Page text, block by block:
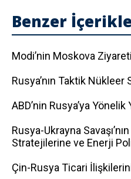
Benzer
Modi’nin Moskova
Rusya’nın Taktik Nükleer
ABD’nin Rusya’ya Yönelik
Rusya-Ukrayna
Stratejilerine ve Enerji
Çin-Rusya Ticari